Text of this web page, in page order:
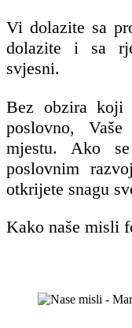
Vi dolazite sa
dolazite i sa
svjesni.
Bez obzira
poslovno,
mjestu. Ako
poslovnim
otkrijete snagu
Kako naše misli